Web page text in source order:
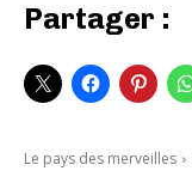
Partager :
Le pays des merveilles